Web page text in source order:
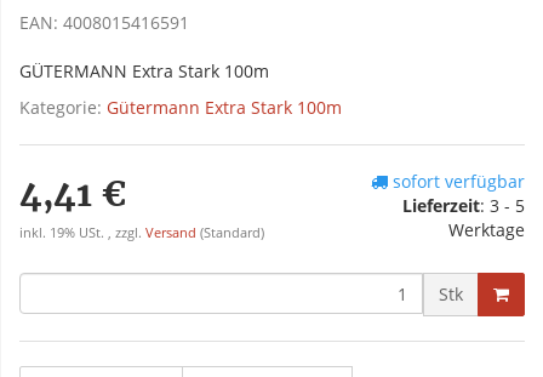
EAN: 4008015416591
GÜTERMANN Extra Stark 100m
Kategorie: Gütermann Extra Stark 100m
4,41 €
inkl. 19% USt. , zzgl. Versand (Standard)
sofort verfügbar
Lieferzeit: 3 - 5
Werktage
Stk